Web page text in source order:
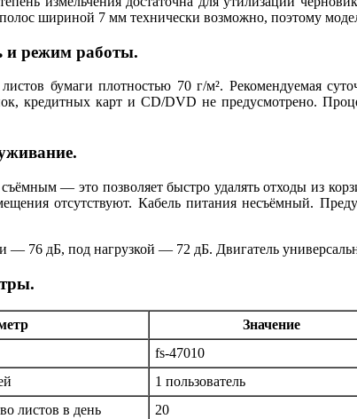
шириной 7 мм технически возможно, поэтому
и режим работы.
бумаги плотностью 70 г/м². Рекомендуемая
кредитных карт и CD/DVD не предусмотрено.
— это позволяет быстро удалять отходы из
отсутствуют. Кабель питания несъёмный.
— 76 дБ, под нагрузкой — 72 дБ. Двигатель
Значение
fs-47010
1 пользователь
листов в день
20